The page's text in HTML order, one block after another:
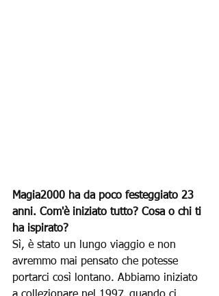
Magia2000 ha da poco festeggiato 23
anni. Com'è iniziato tutto? Cosa o chi ti
ha ispirato?
Sì, è stato un lungo viaggio e non
avremmo mai pensato che potesse
portarci così lontano. Abbiamo iniziato